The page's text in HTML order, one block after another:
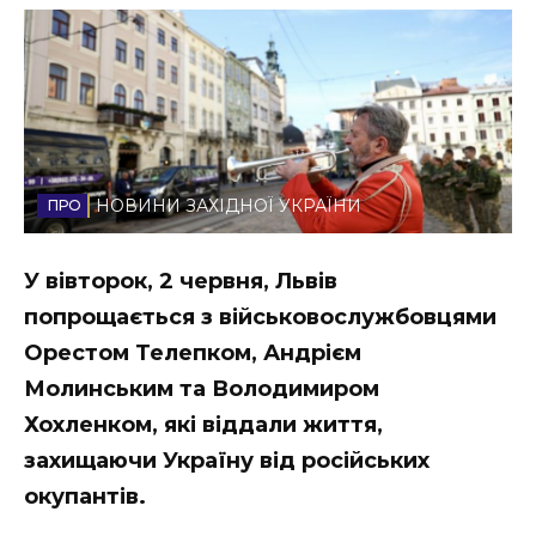
Політика
Соціум
Спорт
Стиль життя
Втрачений Ужгород (відеоверсія)
ЗАКАРПАТСЬКІ НОВИНИ
НОВИНИ ЗАХІДНОЇ УКРАЇНИ
У вівторок, 2 червня, Львів
попрощається з військовослужбовцями
Орестом Телепком, Андрієм
Молинським та Володимиром
Хохленком, які віддали життя,
захищаючи Україну від російських
окупантів.